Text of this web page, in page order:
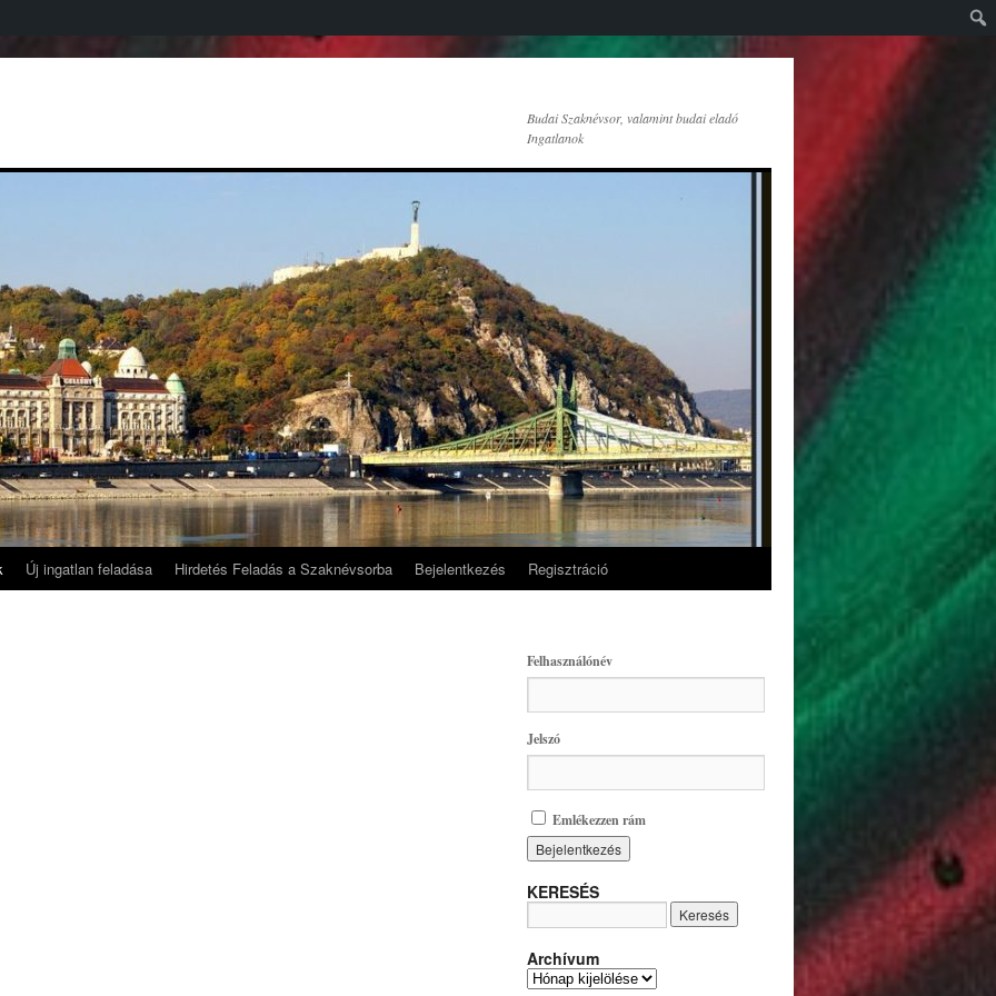
Budai Szaknévsor, valamint budai eladó
Ingatlanok
Új ingatlan feladása Hirdetés Feladás a Szaknévsorba Bejelentkezés Regisztráció
Felhasználónév
Jelszó
Emlékezzen rám
KERESÉS
Archívum
A